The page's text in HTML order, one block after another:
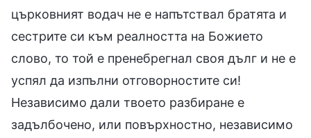
църковният водач не е напътствал братята и
сестрите си към реалността на Божието
слово, то той е пренебрегнал своя дълг и не е
успял да изпълни отговорностите си!
Независимо дали твоето разбиране е
задълбочено, или повърхностно, независимо